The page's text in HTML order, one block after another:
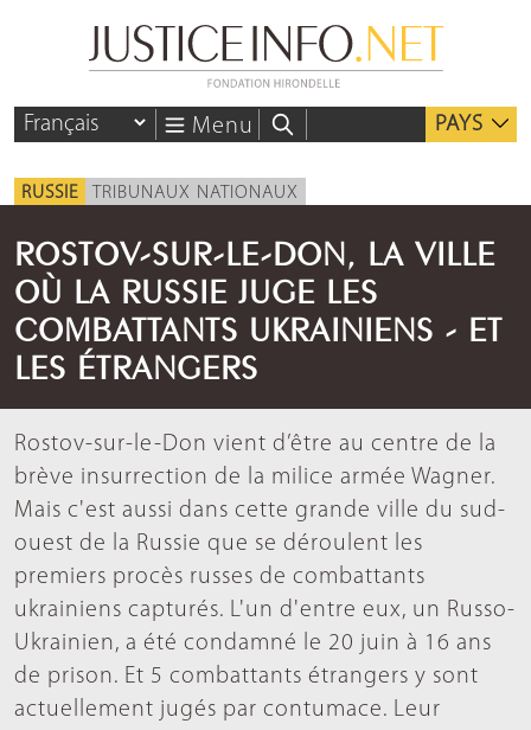
Menu PAYS
RUSSIE TRIBUNAUX NATIONAUX
ROSTOV-SUR-LE-DON, LA VILLE
OÙ LA RUSSIE JUGE LES
COMBATTANTS UKRAINIENS - ET
LES ÉTRANGERS
Rostov-sur-le-Don vient d’être au centre de la
brève insurrection de la milice armée Wagner.
Mais c'est aussi dans cette grande ville du sud-
ouest de la Russie que se déroulent les
premiers procès russes de combattants
ukrainiens capturés. L'un d'entre eux, un Russo-
Ukrainien, a été condamné le 20 juin à 16 ans
de prison. Et 5 combattants étrangers y sont
actuellement jugés par contumace. Leur